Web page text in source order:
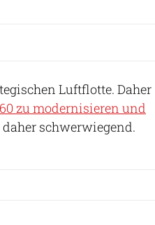
Luftflotte. Daher
zu modernisieren und
schwerwiegend.